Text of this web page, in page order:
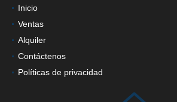
Inicio
Ventas
Alquiler
Contáctenos
Políticas de privacidad